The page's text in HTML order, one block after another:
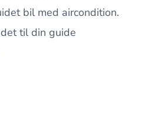
bil med aircondition.
til din guide